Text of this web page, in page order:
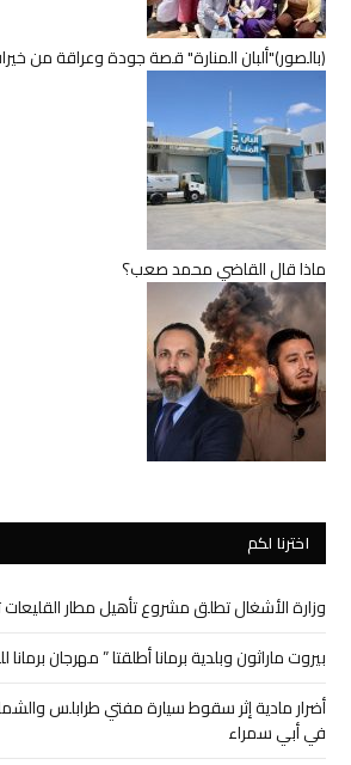
(بالصور)"ألبان المنارة" قصة جودة وعراقة من
ماذا قال القاضي محمد صعب؟
اخترنا لكم
وزارة الأشغال تطلق مشروع تأهيل مطار
بيروت ماراثون وبلدية برمانا أطلقتا ” مهرجان
أضرار مادية إثر سقوط سيارة مفتي طرابلس
في أبي سمراء